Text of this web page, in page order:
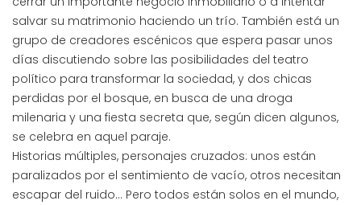
salvar su matrimonio haciendo un trío. También está un
grupo de creadores escénicos que espera pasar unos
días discutiendo sobre las posibilidades del teatro
político para transformar la sociedad, y dos chicas
perdidas por el bosque, en busca de una droga
milenaria y una fiesta secreta que, según dicen algunos,
se celebra en aquel paraje.
Historias múltiples, personajes cruzados: unos están
paralizados por el sentimiento de vacío, otros necesitan
escapar del ruido… Pero todos están solos en el mundo,